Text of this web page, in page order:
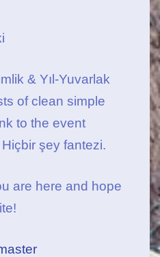
& Yıl-Yuvarlak
of clean simple
to the event
şey fantezi.
are here and hope